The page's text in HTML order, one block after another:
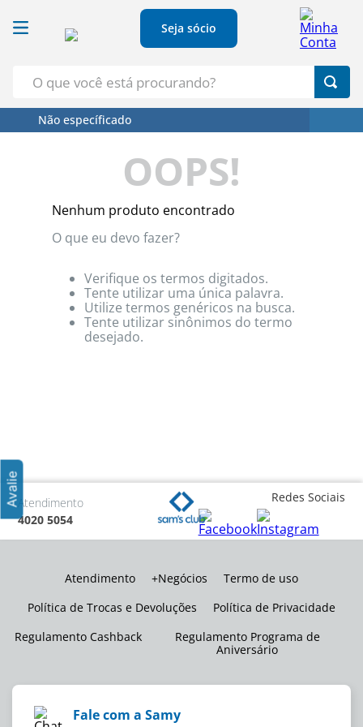
Seja sócio
Não específicado
OOPS!
Nenhum produto encontrado
O que eu devo fazer?
Verifique os termos digitados.
Tente utilizar uma única palavra.
Utilize termos genéricos na busca.
Tente utilizar sinônimos do termo
desejado.
Atendimento
4020 5054
Redes Sociais
Atendimento +Negócios
Termo de uso
Política de Trocas e Devoluções
Política de Privacidade
Regulamento Cashback
Regulamento Programa de
Aniversário
Fale com a Samy
Termos Mais Buscados
º Papel Higienico
º Leite
Azeite